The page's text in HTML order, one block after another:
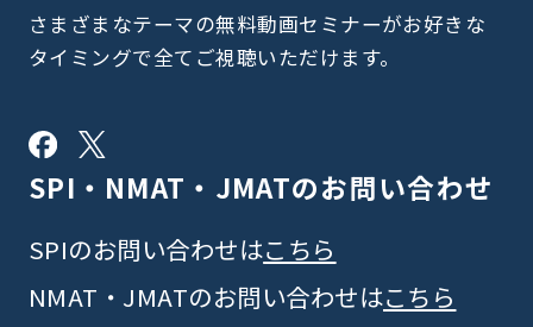
さまざまなテーマの無料動画セミナーがお好きな
タイミングで全てご視聴いただけます。
SPI・NMAT・JMATのお問い合わせ
SPIのお問い合わせはこちら
NMAT・JMATのお問い合わせはこちら